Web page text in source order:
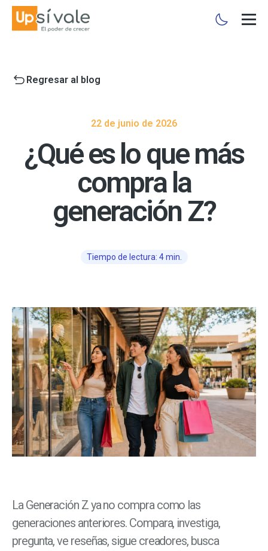
Regresar al blog
22 de junio de 2026
¿Qué es lo que más
compra la
generación Z?
Tiempo de lectura: 4 min.
La Generación Z ya no compra como las
generaciones anteriores. Compara, investiga,
pregunta, ve reseñas, sigue creadores, busca